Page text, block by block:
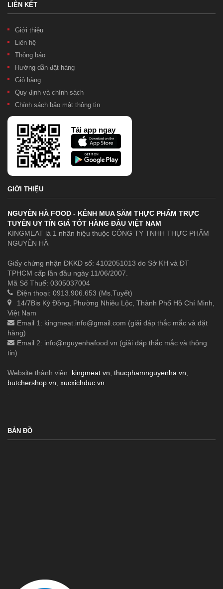
LIÊN KẾT
Giới thiệu
Liên hệ
Thông báo
Hướng dẫn đặt hàng
Giỏ hàng
Quy định và chính sách
Chính sách bảo mật thông tin
Tải app ngay
GIỚI THIỆU
NGUYÊN HÀ FOOD - KÊNH MUA SẮM THỰC PHẨM TRỰC
TUYẾN UY TÍN GIÁ TỐT HÀNG ĐẦU VIỆT NAM
KINGMEAT là 1 nhãn hiệu thuộc CÔNG TY TNHH THỰC PHẨM
NGUYÊN HÀ
Giấy chứng nhận ĐKKD số: 4102051013 do Sở KH và ĐT
TPHCM cấp lần đầu ngày 11/06/2007.
Mã Số Thuế: 0305037004
Điện thoại: 0913.906.653 (Ms.Tuyết)
14/7Bis Kỳ Đồng, Phường Nhiêu Lộc, Thành Phố Hồ Chí Minh,
Việt Nam
Email 1: kingmeat.info@gmail.com (giải đáp thắc mắc và đặt
hàng)
Email 2: info@nguyenhafood.vn (giải đáp thắc mắc và thông
tin)
Website thành viên: kingmeat.vn thucphamnguyenha.vn
butchershop.vn xucxichduc.vn
BẢN ĐỒ